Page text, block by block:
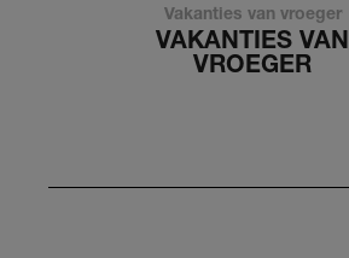
Vakanties van vroeger
VAKANTIES VAN
VROEGER